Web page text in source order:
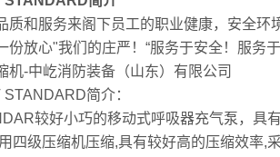
质和服务来阁下员工的职业健康，安全环
份放心"我们的庄严！“服务于安全！服务
机-中屹消防装备（山东）有限公司
简介：
较好小巧的移动式呼吸器充气泵，具
四级压缩机压缩,具有较好高的压缩效率,